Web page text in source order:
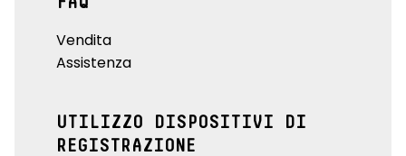
Vendita
Assistenza
UTILIZZO DISPOSITIVI DI
REGISTRAZIONE